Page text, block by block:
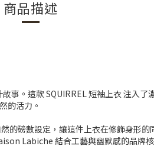
商品描述
。這款 SQUIRREL 短袖上衣 注入
的活力。
磅數設定，讓這件上衣在修飾身形
Labiche 結合工藝與幽默感的品牌